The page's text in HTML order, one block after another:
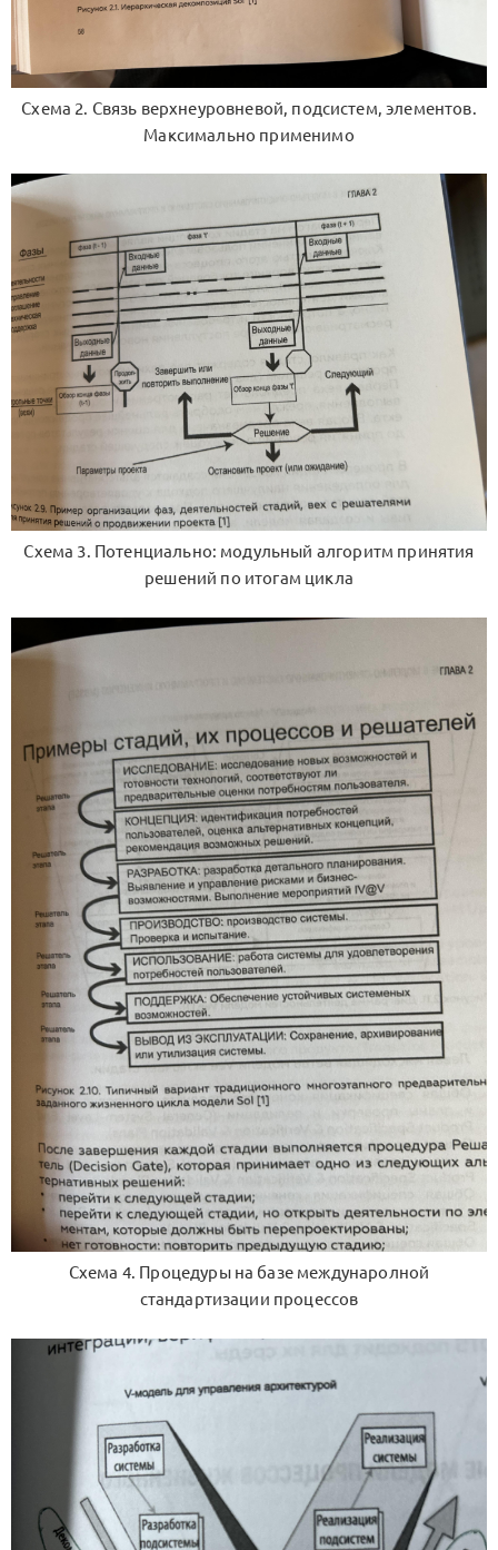
Схема 2. Связь верхнеуровневой, подсистем, элементов.
Максимально применимо
Схема 3. Потенциально: модульный алгоритм принятия
решений по итогам цикла
Схема 4. Процедуры на базе междунаролной
стандартизации процессов